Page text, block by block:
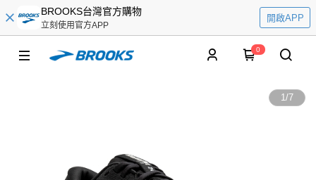
BROOKS台灣官方購物
立刻使用官方APP
開啟APP
0
1/7